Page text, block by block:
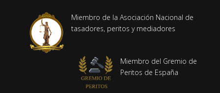
Miembro de la Asociación Nacional de
tasadores, peritos y mediadores
Miembro del Gremio de
Peritos de España